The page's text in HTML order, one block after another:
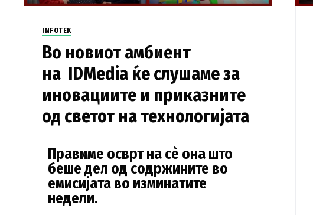
INFOTEK
Во новиот амбиент
на IDMedia ќе слушаме за
иновациите и приказните
од светот на технологијата
Правиме осврт на сѐ она што
беше дел од содржините во
емисијата во изминатите
недели.